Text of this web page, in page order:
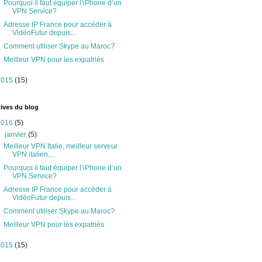
Pourquoi il faut équiper l’iPhone d’un
VPN Service?
Adresse IP France pour accéder à
VidéoFutur depuis...
Comment utiliser Skype au Maroc?
Meilleur VPN pour les expatriés
(15)
du blog
(5)
janvier(5)
Meilleur VPN Italie, meilleur serveur
VPN italien,...
Pourquoi il faut équiper l’iPhone d’un
VPN Service?
Adresse IP France pour accéder à
VidéoFutur depuis...
Comment utiliser Skype au Maroc?
Meilleur VPN pour les expatriés
(15)